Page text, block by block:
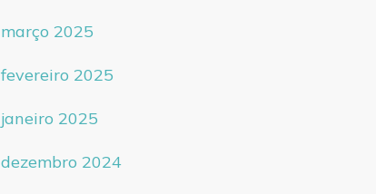
março 2025
fevereiro 2025
janeiro 2025
dezembro 2024